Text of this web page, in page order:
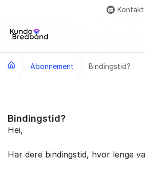
Abonnement Bindingstid?
Bindingstid?
Hei,
Har dere bindingstid, hvor lenge